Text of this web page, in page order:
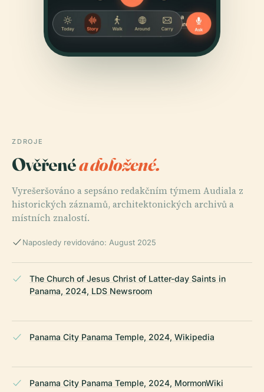
ZDROJE
Ověřenéa doložené.
Vyrešeršováno a sepsáno redakčním týmem Audiala z
historických záznamů, architektonických archivů a
místních znalostí.
Naposledy revidováno: August 2025
The Church of Jesus Christ of Latter-day Saints in
Panama, 2024, LDS Newsroom
Panama City Panama Temple, 2024, Wikipedia
Panama City Panama Temple, 2024, MormonWiki